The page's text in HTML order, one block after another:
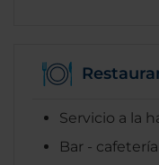
Servicio a la
Bar - cafetería